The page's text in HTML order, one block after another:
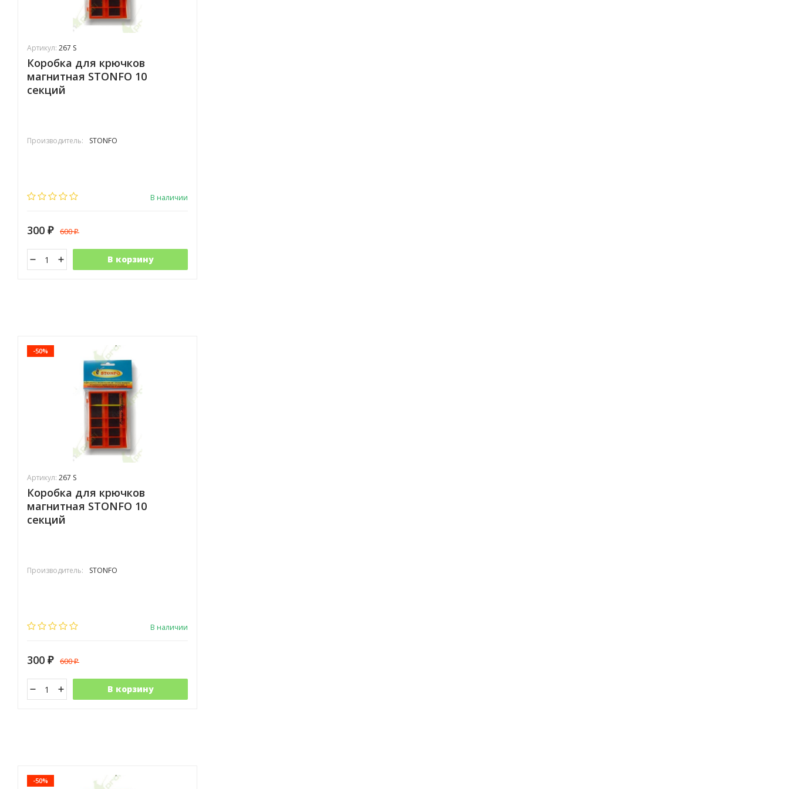
Артикул: 267 S
Коробка для крючков
магнитная STONFO 10
секций
Производитель: STONFO
В наличии
300 ₽ 600₽
В корзину
-50%
Артикул: 267 S
Коробка для крючков
магнитная STONFO 10
секций
Производитель: STONFO
В наличии
300 ₽ 600₽
В корзину
-50%